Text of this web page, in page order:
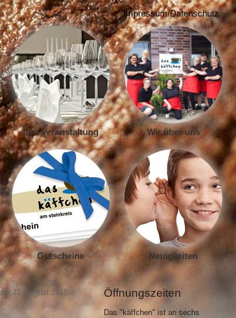
Impressum/Datenschutz
Ihre Veranstaltung Wir über uns
Gutscheine Neuigkeiten
22. August 2018 Öffnungszeiten
Das "käffchen" ist an sechs